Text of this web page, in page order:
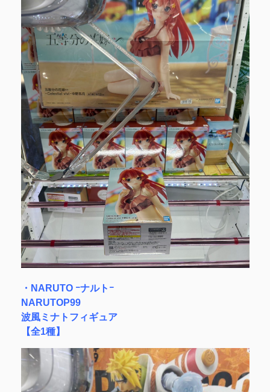
・NARUTO ｰナルトｰ
NARUTOP99
波風ミナトフィギュア
【全1種】